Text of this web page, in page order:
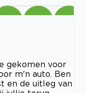
gekomen voor
m'n auto. Ben
en de uitleg van